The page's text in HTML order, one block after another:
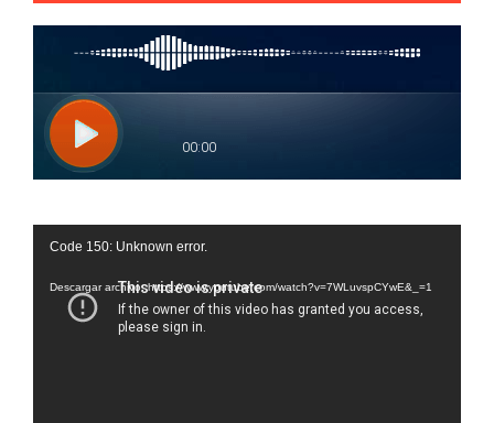
Reproductor
vídeo
Code 150: Unknown error.
Descargar archivo: https://www.youtube.com/watch?v=7WLuvspCYwE&_=1